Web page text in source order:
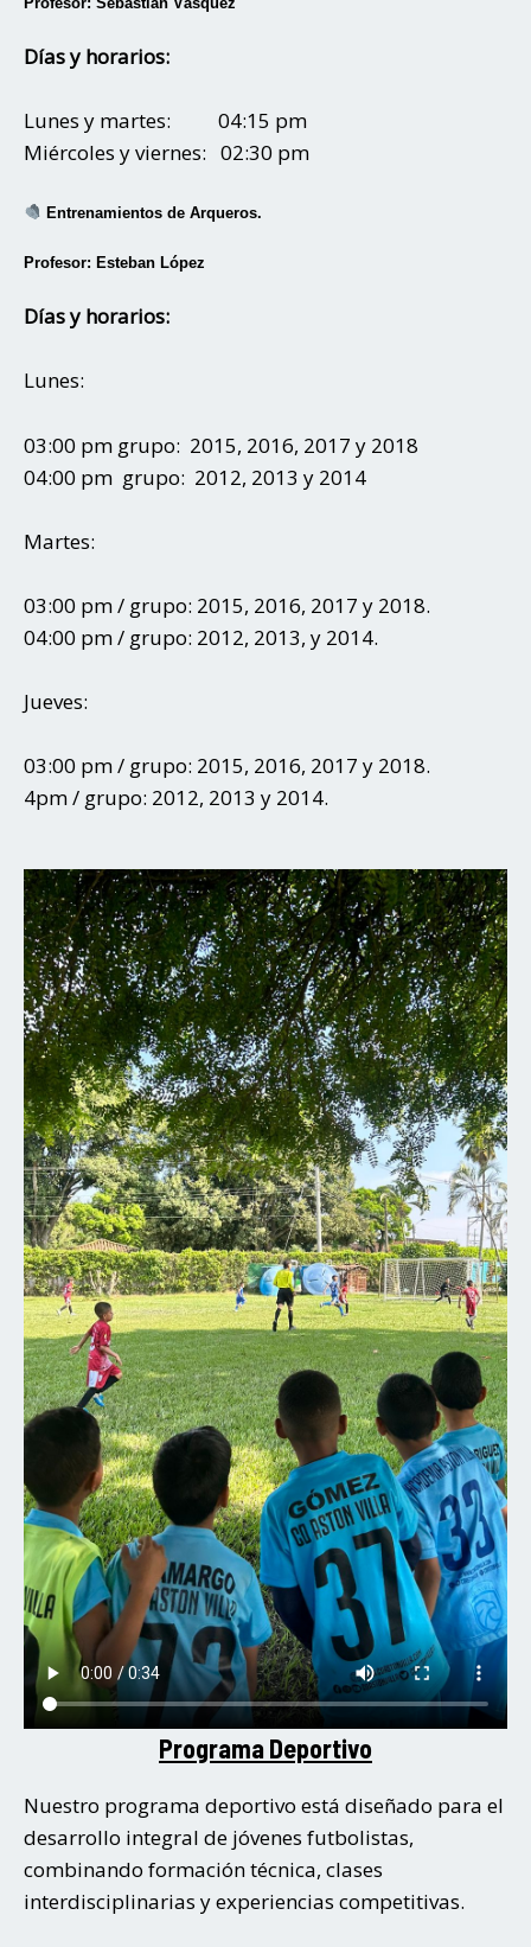
Días y horarios:
Lunes y martes: 04:15 pm
Miércoles y viernes: 02:30 pm
Entrenamientos de Arqueros.
Profesor: Esteban López
Días y horarios:
Lunes:
03:00 pm grupo: 2015, 2016, 2017 y 2018
04:00 pm grupo: 2012, 2013 y 2014
Martes:
03:00 pm / grupo: 2015, 2016, 2017 y 2018.
04:00 pm / grupo: 2012, 2013, y 2014.
Jueves:
03:00 pm / grupo: 2015, 2016, 2017 y 2018.
4pm / grupo: 2012, 2013 y 2014.
Programa Deportivo
Nuestro programa deportivo está diseñado para el
desarrollo integral de jóvenes futbolistas,
combinando formación técnica, clases
interdisciplinarias y experiencias competitivas.